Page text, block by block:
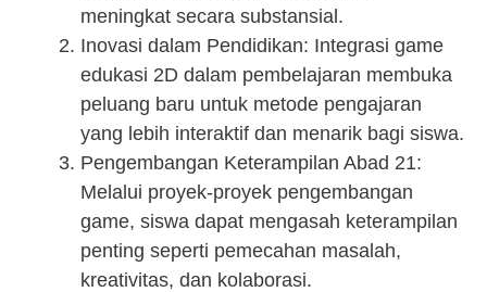
meningkat secara substansial.
Inovasi dalam Pendidikan: Integrasi game
edukasi 2D dalam pembelajaran membuka
peluang baru untuk metode pengajaran
yang lebih interaktif dan menarik bagi siswa.
Pengembangan Keterampilan Abad 21:
Melalui proyek-proyek pengembangan
game, siswa dapat mengasah keterampilan
penting seperti pemecahan masalah,
kreativitas, dan kolaborasi.